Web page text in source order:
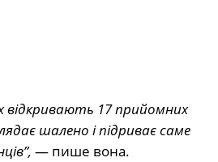
відкривають 17 прийомних
шалено і підриває саме
— пише вона.